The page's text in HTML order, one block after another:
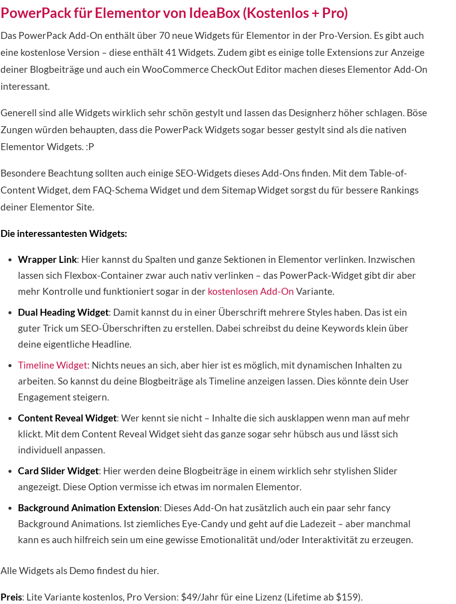
PowerPack für Elementor von IdeaBox (Kostenlos + Pro)
Das PowerPack Add-On enthält über 70 neue Widgets für Elementor in der Pro-Version. Es gibt auch
eine kostenlose Version – diese enthält 41 Widgets. Zudem gibt es einige tolle Extensions zur Anzeige
deiner Blogbeiträge und auch ein WooCommerce CheckOut Editor machen dieses Elementor Add-On
interessant.
Generell sind alle Widgets wirklich sehr schön gestylt und lassen das Designherz höher schlagen. Böse
Zungen würden behaupten, dass die PowerPack Widgets sogar besser gestylt sind als die nativen
Elementor Widgets. :P
Besondere Beachtung sollten auch einige SEO-Widgets dieses Add-Ons finden. Mit dem Table-of-
Content Widget, dem FAQ-Schema Widget und dem Sitemap Widget sorgst du für bessere Rankings
deiner Elementor Site.
Die interessantesten Widgets:
Wrapper Link: Hier kannst du Spalten und ganze Sektionen in Elementor verlinken. Inzwischen
lassen sich Flexbox-Container zwar auch nativ verlinken – das PowerPack-Widget gibt dir aber
mehr Kontrolle und funktioniert sogar in der kostenlosen Add-On Variante.
Dual Heading Widget: Damit kannst du in einer Überschrift mehrere Styles haben. Das ist ein
guter Trick um SEO-Überschriften zu erstellen. Dabei schreibst du deine Keywords klein über
deine eigentliche Headline.
Timeline Widget: Nichts neues an sich, aber hier ist es möglich, mit dynamischen Inhalten zu
arbeiten. So kannst du deine Blogbeiträge als Timeline anzeigen lassen. Dies könnte dein User
Engagement steigern.
Content Reveal Widget: Wer kennt sie nicht – Inhalte die sich ausklappen wenn man auf mehr
klickt. Mit dem Content Reveal Widget sieht das ganze sogar sehr hübsch aus und lässt sich
individuell anpassen.
Card Slider Widget: Hier werden deine Blogbeiträge in einem wirklich sehr stylishen Slider
angezeigt. Diese Option vermisse ich etwas im normalen Elementor.
Background Animation Extension: Dieses Add-On hat zusätzlich auch ein paar sehr fancy
Background Animations. Ist ziemliches Eye-Candy und geht auf die Ladezeit – aber manchmal
kann es auch hilfreich sein um eine gewisse Emotionalität und/oder Interaktivität zu erzeugen.
Alle Widgets als Demo findest du hier.
Preis: Lite Variante kostenlos, Pro Version: $49/Jahr für eine Lizenz (Lifetime ab $159).